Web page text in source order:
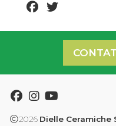
facebook share
twitter share
Facebook
Instagram
Youtube
2026 Dielle Ceramiche